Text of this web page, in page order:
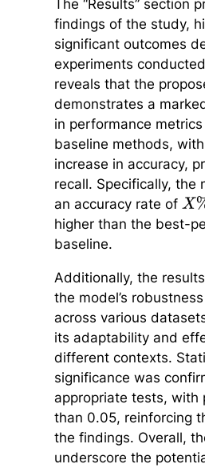
The “Results” section
findings of the study,
significant outcomes
experiments
reveals that the
demonstrates a
in performance
baseline methods,
increase in accuracy,
recall. Specifically, the
an accuracy rate of X%
higher than the best-
baseline.
Additionally, the
the model’s
across various
its adaptability and
different contexts.
significance was
appropriate tests, with
than 0.05, reinforcing
the findings. Overall,
underscore the